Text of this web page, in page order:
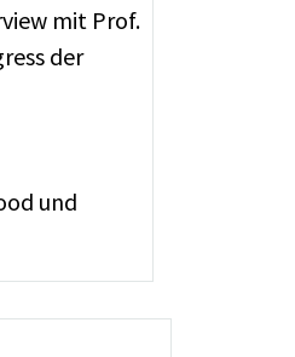
mit Prof.
der
und